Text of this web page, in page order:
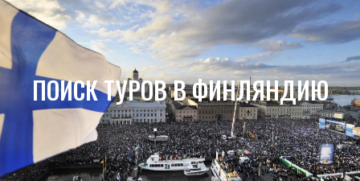
ПОИСК ТУРОВ В ФИНЛЯНДИЮ